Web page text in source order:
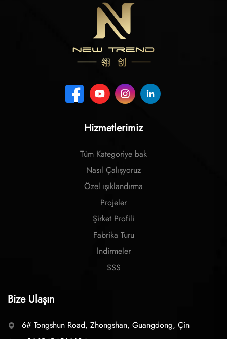
Hizmetlerimiz
Tüm Kategoriye bak
Nasıl Çalışyoruz
Özel ışıklandırma
Projeler
Şirket Profili
Fabrika Turu
İndirmeler
SSS
Bize Ulaşın
6# Tongshun Road, Zhongshan, Guangdong, Çin